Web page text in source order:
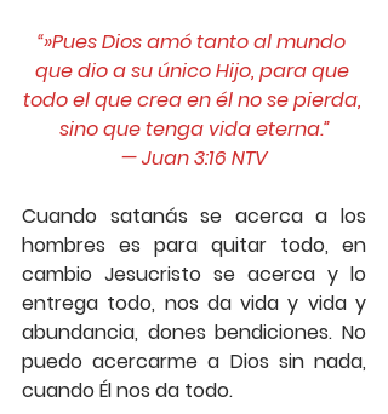
“»Pues Dios amó tanto al mundo
que dio a su único Hijo, para que
todo el que crea en él no se pierda,
sino que tenga vida eterna.”
— ‭‭Juan‬ ‭3:16‬ ‭NTV‬‬
Cuando satanás se acerca a los
hombres es para quitar todo, en
cambio Jesucristo se acerca y lo
entrega todo, nos da vida y vida y
abundancia, dones bendiciones. No
puedo acercarme a Dios sin nada,
cuando Él nos da todo.